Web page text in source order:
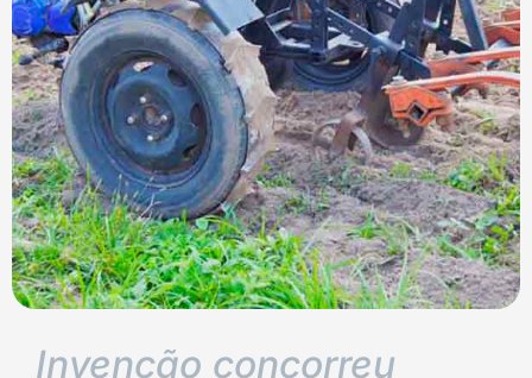
Invenção concorreu